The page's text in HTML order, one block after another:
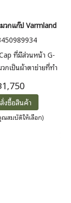
กแก๊ป Varmland Cap
ที่มีส่วนหน้า G-
กเป็นผ้าตาข่ายที่ทำ
ล่าสัตว์และเดินป่า
าข่ายช่วยให้ระบาย
ลโก้หนังขนาดใหญ่ที่
สั่งซื้อสินค้า
สมบัติให้เลือก)